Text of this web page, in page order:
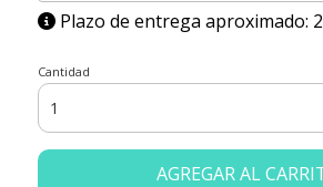
Plazo de entrega aproximado:
Cantidad
AGREGAR AL